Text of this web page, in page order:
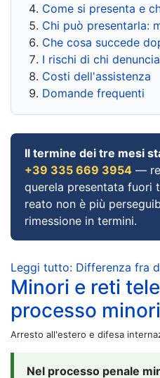
Come si presenta e
Chi può presentarla:
Che cosa succede
I rischi di chi denuncia
Costi dell'assistenza
Domande frequenti
Il termine dei tre mesi
+39 335 669 3954 —
querela presentata fuori
reato non è più
rimessione in termini.
Leggi tutto: Differenza fra
Minori e reti
processo
Arresto all'estero e difesa
Nel processo penale